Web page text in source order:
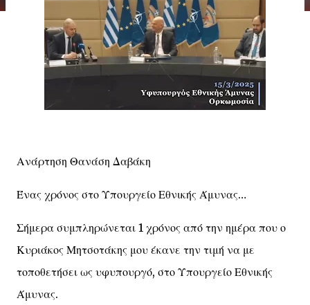
Ανάρτηση Θανάση Δαβάκη
Ένας χρόνος στο Υπουργείο Εθνικής Άμυνας…
Σήμερα συμπληρώνεται 1 χρόνος από την ημέρα που ο
Κυριάκος Μητσοτάκης μου έκανε την τιμή να με
τοποθετήσει ως υφυπουργό, στο Υπουργείο Εθνικής
Άμυνας.